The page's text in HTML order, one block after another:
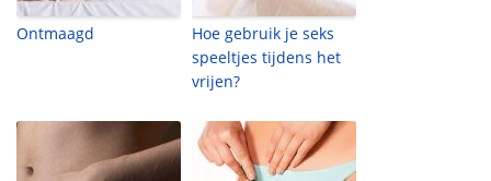
Ontmaagd
Hoe gebruik je seks
speeltjes tijdens het
vrijen?